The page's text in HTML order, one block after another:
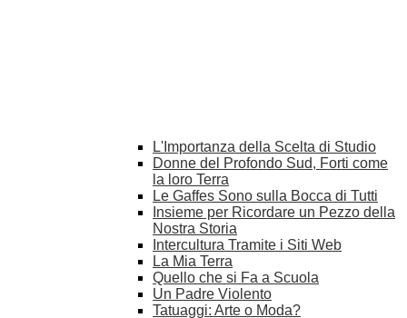
L'Importanza della Scelta di Studio
Donne del Profondo Sud, Forti come
la loro Terra
Le Gaffes Sono sulla Bocca di Tutti
Insieme per Ricordare un Pezzo della
Nostra Storia
Intercultura Tramite i Siti Web
La Mia Terra
Quello che si Fa a Scuola
Un Padre Violento
Tatuaggi: Arte o Moda?